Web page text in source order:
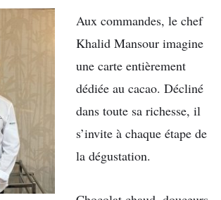
Aux commandes, le chef
Khalid Mansour imagine
une carte entièrement
dédiée au cacao. Décliné
dans toute sa richesse, il
s’invite à chaque étape de
la dégustation.